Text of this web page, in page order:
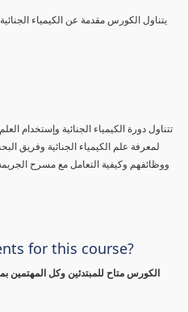
يتناول الكورس مقدمة عن الكيمياء
تتناول دورة الكيمياء الجنائية وإستخدام
لمعرفة علم الكيمياء الجنائية وفريق
ووظائفهم وكيفية التعامل مع مسرح
for this course?
الكورس متاح للمبتدئين وكل المهتمين